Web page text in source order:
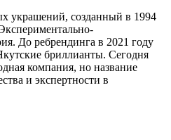
созданный в 1994
До ребрендинга в 2021 году
бриллианты. Сегодня
компания, но название
и экспертности в